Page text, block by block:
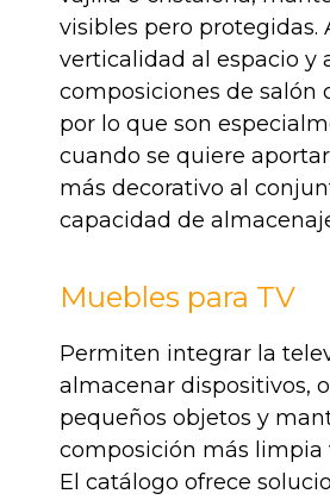
visibles pero protegidas.
verticalidad al espacio y
composiciones de salón
por lo que son
cuando se quiere
más decorativo al
capacidad de
Muebles para TV
Permiten integrar la
almacenar dispositivos,
pequeños objetos y
composición más limpia
El catálogo ofrece